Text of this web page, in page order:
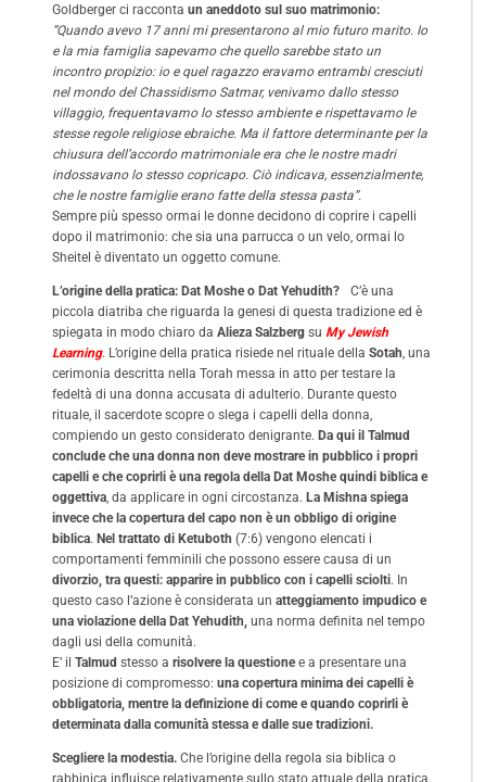
Goldberger ci racconta un aneddoto sul suo matrimonio:
“Quando avevo 17 anni mi presentarono al mio futuro marito. Io
e la mia famiglia sapevamo che quello sarebbe stato un
incontro propizio: io e quel ragazzo eravamo entrambi cresciuti
nel mondo del Chassidismo Satmar, venivamo dallo stesso
villaggio, frequentavamo lo stesso ambiente e rispettavamo le
stesse regole religiose ebraiche. Ma il fattore determinante per la
chiusura dell’accordo matrimoniale era che le nostre madri
indossavano lo stesso copricapo. Ciò indicava, essenzialmente,
che le nostre famiglie erano fatte della stessa pasta”.
Sempre più spesso ormai le donne decidono di coprire i capelli
dopo il matrimonio: che sia una parrucca o un velo, ormai lo
Sheitel è diventato un oggetto comune.
L’origine della pratica: Dat Moshe o Dat Yehudith?
C’è una
piccola diatriba che riguarda la genesi di questa tradizione ed è
spiegata in modo chiaro da Alieza Salzberg su My Jewish
Learning. L’origine della pratica risiede nel rituale della Sotah, una
cerimonia descritta nella Torah messa in atto per testare la
fedeltà di una donna accusata di adulterio. Durante questo
rituale, il sacerdote scopre o slega i capelli della donna,
compiendo un gesto considerato denigrante. Da qui il Talmud
conclude che una donna non deve mostrare in pubblico i propri
capelli e che coprirli è una regola della Dat Moshe quindi biblica e
oggettiva, da applicare in ogni circostanza. La Mishna spiega
invece che la copertura del capo non è un obbligo di origine
biblica. Nel trattato di Ketuboth (7:6) vengono elencati i
comportamenti femminili che possono essere causa di un
divorzio, tra questi: apparire in pubblico con i capelli sciolti. In
questo caso l’azione è considerata un atteggiamento impudico e
una violazione della Dat Yehudith, una norma definita nel tempo
dagli usi della comunità.
E’ il Talmud stesso a risolvere la questionee a presentare una
posizione di compromesso: una copertura minima dei capelli è
obbligatoria, mentre la definizione di come e quando coprirli è
determinata dalla comunità stessa e dalle sue tradizioni.
Scegliere la modestia. Che l’origine della regola sia biblica o
rabbinica influisce relativamente sullo stato attuale della pratica.